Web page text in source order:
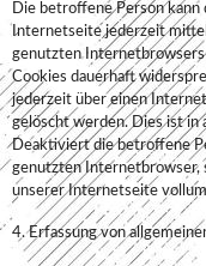
Die betroffene Person kann
Internetseite jederzeit
genutzten
Cookies dauerhaft
jederzeit über einen
gelöscht werden. Dies ist in
Deaktiviert die betroffene
genutzten Internetbrowser,
unserer Internetseite
4. Erfassung von